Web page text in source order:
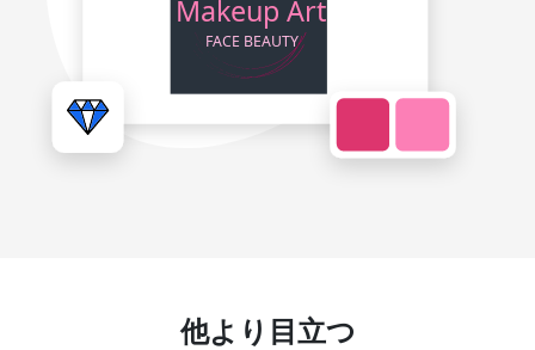
他より目立つ